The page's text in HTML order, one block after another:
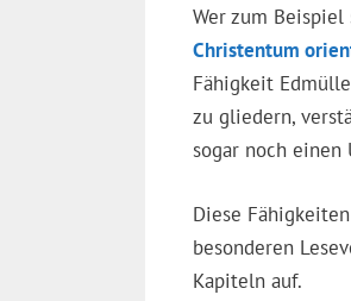
Wer zum Beispiel
Christentum
Fähigkeit
zu gliedern,
sogar noch
Diese
besonderen
Kapiteln auf.